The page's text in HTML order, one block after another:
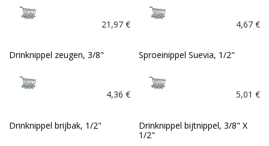
21,97 € 4,67 €
Drinknippel zeugen, 3/8"
4,36 €
Sproeinippel Suevia, 1/2"
5,01 €
Drinknippel brijbak, 1/2"
Drinknippel bijtnippel, 3/8" X
1/2"